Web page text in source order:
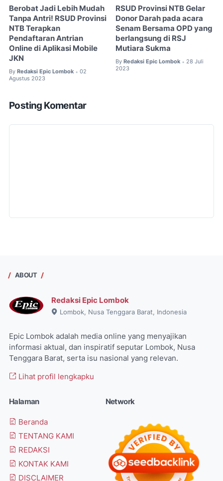
Berobat Jadi Lebih Mudah
Tanpa Antri! RSUD Provinsi
NTB Terapkan
Pendaftaran Antrian
Online di Aplikasi Mobile
JKN
By Redaksi Epic Lombok • 02
Agustus 2023
RSUD Provinsi NTB Gelar
Donor Darah pada acara
Senam Bersama OPD yang
berlangsung di RSJ
Mutiara Sukma
By Redaksi Epic Lombok • 28 Juli
2023
Posting Komentar
ABOUT
Redaksi Epic Lombok
Lombok, Nusa Tenggara Barat, Indonesia
Epic Lombok adalah media online yang menyajikan
informasi aktual, dan inspiratif seputar Lombok, Nusa
Tenggara Barat, serta isu nasional yang relevan.
Lihat profil lengkapku
Halaman
Beranda
TENTANG KAMI
REDAKSI
KONTAK KAMI
DISCLAIMER
Network